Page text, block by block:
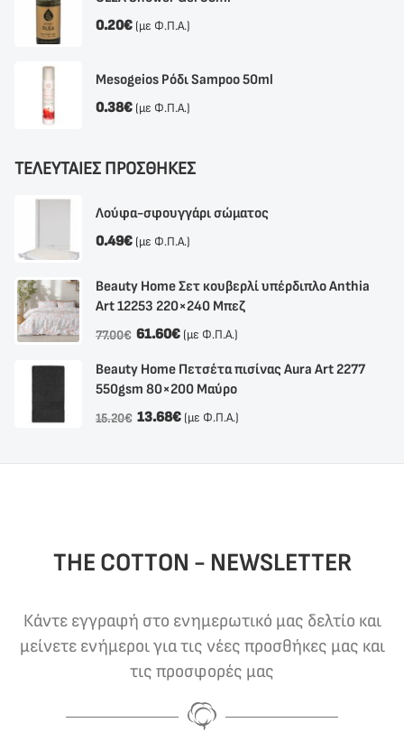
0.20€ (με Φ.Π.Α.)
Mesogeios Ρόδι Sampoo 50ml
0.38€ (με Φ.Π.Α.)
ΤΕΛΕΥΤΑΙΕΣ ΠΡΟΣΘΗΚΕΣ
Λούφα-σφουγγάρι σώματος
0.49€ (με Φ.Π.Α.)
Beauty Home Σετ κουβερλί υπέρδιπλο Anthia
Αrt 12253 220×240 Μπεζ
77.00€ 61.60€ (με Φ.Π.Α.)
Beauty Home Πετσέτα πισίνας Aura Art 2277
550gsm 80×200 Μαύρο
15.20€ 13.68€ (με Φ.Π.Α.)
THE COTTON - NEWSLETTER
Κάντε εγγραφή στο ενημερωτικό μας δελτίο και
μείνετε ενήμεροι για τις νέες προσθήκες μας και
τις προσφορές μας